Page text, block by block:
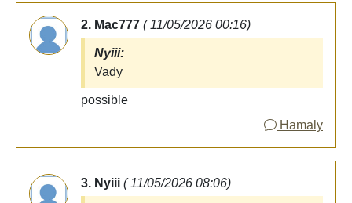
2. Mac777 ( 11/05/2026 00:16)
Nyiii:
Vady
possible
Hamaly
3. Nyiii ( 11/05/2026 08:06)